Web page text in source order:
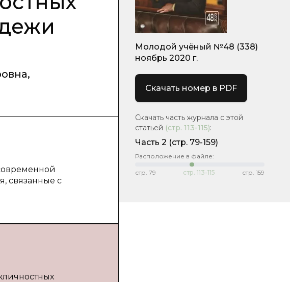
,
связанные с
Молодой учёный №48 (338)
ноябрь 2020 г.
Скачать номер в PDF
Скачать часть журнала с этой
статьей (стр. 113-115):
Часть 2 (стр. 79-159)
Расположение в файле:
стр. 79 стр. 113-115 стр. 159